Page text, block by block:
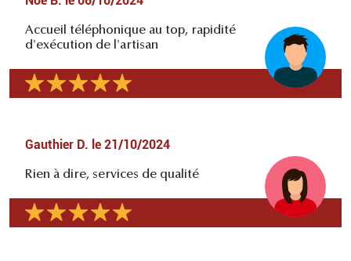
Accueil téléphonique au top, rapidité
d'exécution de l'artisan
Gauthier D. le 21/10/2024
Rien à dire, services de qualité